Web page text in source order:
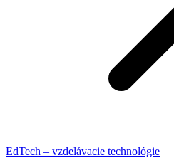
EdTech – vzdelávacie technológie